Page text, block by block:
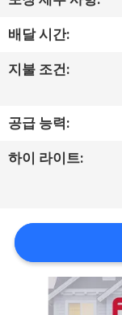
공
장
어
관
배달 시간:
지불 조건:
공급 능력:
하이 라이트: